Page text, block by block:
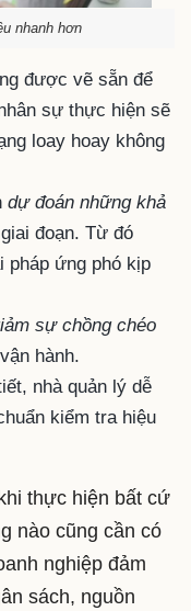
nhanh hơn
được vẽ sẵn để
sự thực hiện sẽ
loay hoay không
dự đoán những khả
đoạn. Từ đó
pháp ứng phó kịp
sự chồng chéo
hành.
nhà quản lý dễ
kiểm tra hiệu
thực hiện bất cứ
nào cũng cần có
nghiệp đảm
sách, nguồn